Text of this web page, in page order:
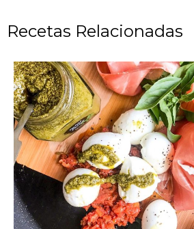
Recetas Relacionadas